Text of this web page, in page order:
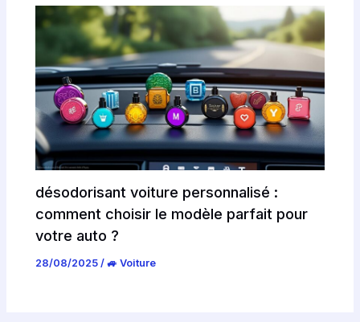
désodorisant voiture personnalisé :
comment choisir le modèle parfait pour
votre auto ?
28/08/2025/🚙 Voiture